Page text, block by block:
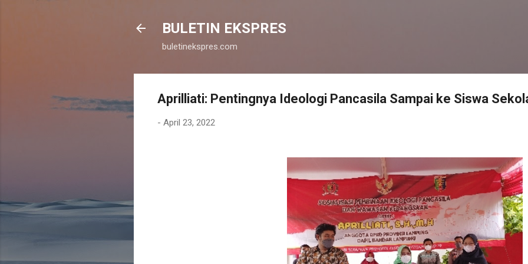
BULETIN EKSPRES
buletinekspres.com
Aprilliati: Pentingnya Ideologi Pancasila Sampai ke Siswa
- April 23, 2022